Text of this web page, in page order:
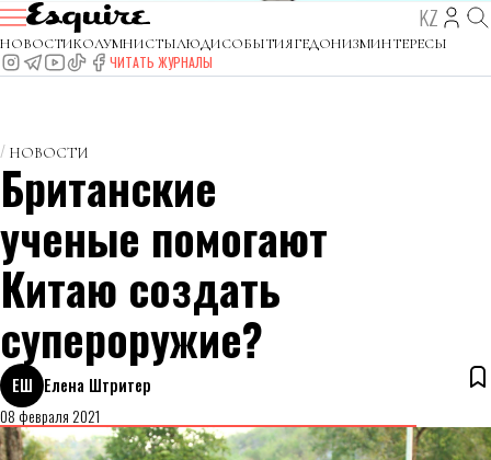
KZ
НОВОСТИКОЛУМНИСТЫЛЮДИСОБЫТИЯГЕДОНИЗМИНТЕРЕСЫ
ЧИТАТЬ ЖУРНАЛЫ
НОВОСТИ
Британские
ученые помогают
Китаю создать
супероружие?
ЕШ Елена Штритер
08 февраля 2021